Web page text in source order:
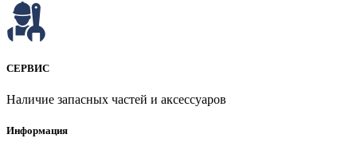
СЕРВИС
Наличие запасных частей и аксессуаров
Информация